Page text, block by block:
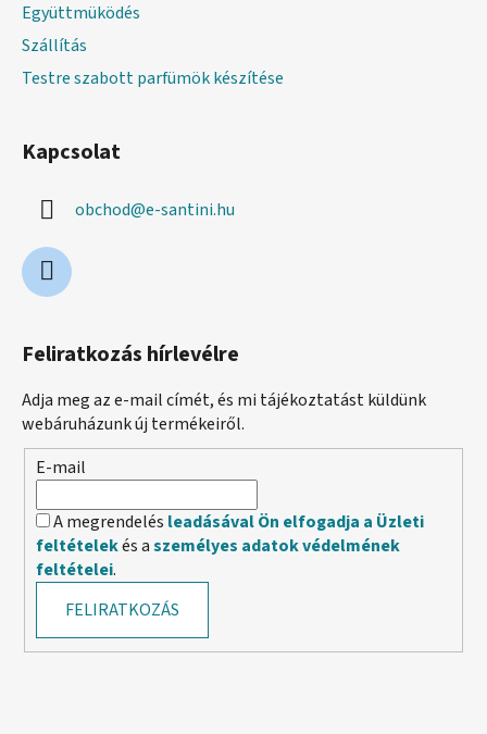
Együttmüködés
Szállítás
Testre szabott parfümök készítése
Kapcsolat
obchod@e-santini.hu
Feliratkozás hírlevélre
Adja meg az e-mail címét, és mi tájékoztatást küldünk
webáruházunk új termékeiről.
E-mail
A megrendelés leadásával Ön elfogadja a Üzleti
feltételekés aszemélyes adatok védelmének
feltételei.
FELIRATKOZÁS